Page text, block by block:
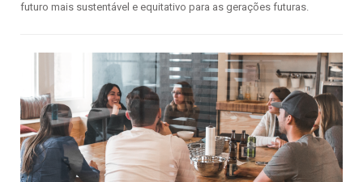
futuro mais sustentável e equitativo para as gerações futuras.